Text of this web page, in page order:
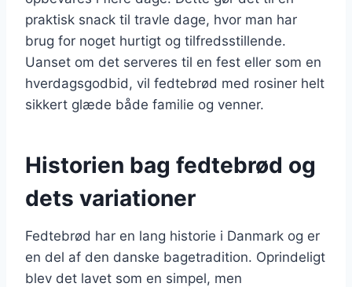
praktisk snack til travle dage, hvor man har
brug for noget hurtigt og tilfredsstillende.
Uanset om det serveres til en fest eller som en
hverdagsgodbid, vil fedtebrød med rosiner helt
sikkert glæde både familie og venner.
Historien bag fedtebrød og
dets variationer
Fedtebrød har en lang historie i Danmark og er
en del af den danske bagetradition. Oprindeligt
blev det lavet som en simpel, men